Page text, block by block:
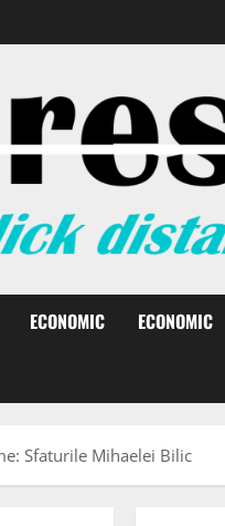
ECONOMIC ECONOMIC
Sfaturile Mihaelei Bilic